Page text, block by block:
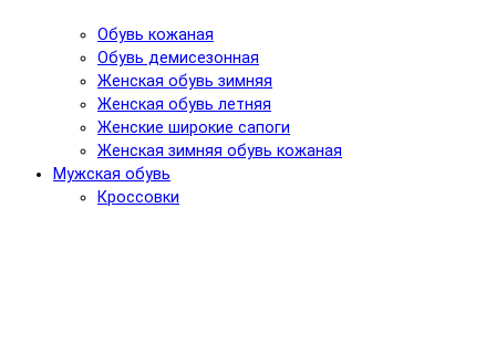
Обувь кожаная
Обувь демисезонная
Женская обувь зимняя
Женская обувь летняя
Женские широкие сапоги
Женская зимняя обувь кожаная
Мужская обувь
Кроссовки